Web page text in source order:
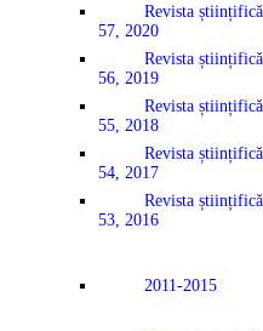
Revista
57, 2020
Revista
56, 2019
Revista
55, 2018
Revista
54, 2017
Revista
53, 2016
2011-2015